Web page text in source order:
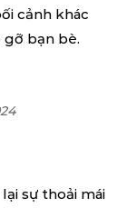
cảnh khác
bạn bè.
sự thoải mái